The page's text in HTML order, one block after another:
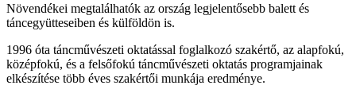
Növendékei megtalálhatók az ország legjelentősebb balett és
táncegyütteseiben és külföldön is.
1996 óta táncművészeti oktatással foglalkozó szakértő, az alapfokú,
középfokú, és a felsőfokú táncművészeti oktatás programjainak
elkészítése több éves szakértői munkája eredménye.